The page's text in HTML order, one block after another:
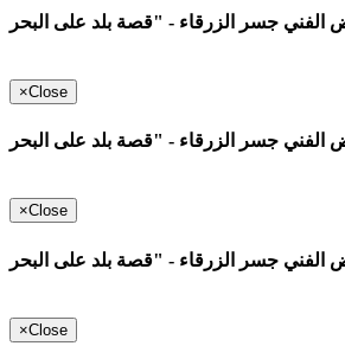
×Close
×Close
×Close